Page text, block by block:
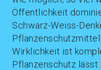
Öffentlichkeit
Schwarz-Weiss-
Wirklichkeit ist
Pflanzenschutz